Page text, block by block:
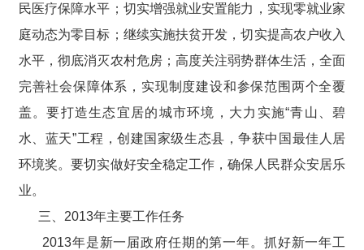
民医疗保障水平；切实增强就业安置能力，实现零就业家
庭动态为零目标；继续实施扶贫开发，切实提高农户收入
水平，彻底消灭农村危房；高度关注弱势群体生活，全面
完善社会保障体系，实现制度建设和参保范围两个全覆
盖。要打造生态宜居的城市环境，大力实施“青山、碧
水、蓝天”工程，创建国家级生态县，争获中国最佳人居
环境奖。要切实做好安全稳定工作，确保人民群众安居乐
业。
三、2013年主要工作任务
2013年是新一届政府任期的第一年。抓好新一年工